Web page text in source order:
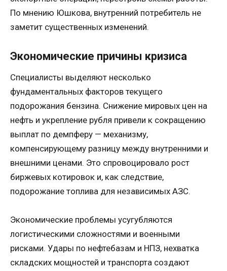
По мнению Юшкова, внутренний потребитель не
заметит существенных изменений.
Экономические причины кризиса
Специалисты выделяют несколько
фундаментальных факторов текущего
подорожания бензина. Снижение мировых цен на
нефть и укрепление рубля привели к сокращению
выплат по демпферу — механизму,
компенсирующему разницу между внутренними и
внешними ценами. Это спровоцировало рост
биржевых котировок и, как следствие,
подорожание топлива для независимых АЗС.
Экономические проблемы усугубляются
логистическими сложностями и военными
рисками. Удары по нефтебазам и НПЗ, нехватка
складских мощностей и транспорта создают